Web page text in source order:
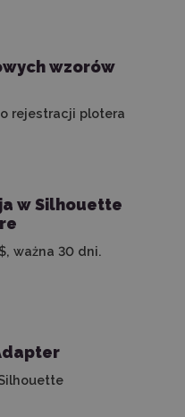
wzorów
rejestracji plotera
w Silhouette
ważna 30 dni.